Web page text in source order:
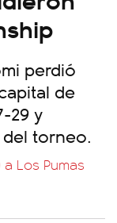
perdió
de
29 y
torneo.
Los Pumas